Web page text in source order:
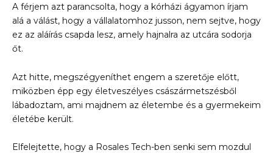
A férjem azt parancsolta, hogy a kórházi ágyamon írjam
alá a válást, hogy a vállalatomhoz jusson, nem sejtve, hogy
ez az aláírás csapda lesz, amely hajnalra az utcára sodorja
őt.
Azt hitte, megszégyeníthet engem a szeretője előtt,
miközben épp egy életveszélyes császármetszésből
lábadoztam, ami majdnem az életembe és a gyermekeim
életébe került.
Elfelejtette, hogy a Rosales Tech-ben senki sem mozdul